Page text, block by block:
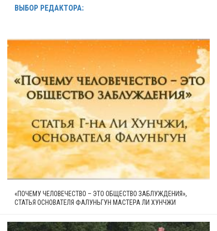
ВЫБОР РЕДАКТОРА:
«ПОЧЕМУ ЧЕЛОВЕЧЕСТВО – ЭТО ОБЩЕСТВО ЗАБЛУЖДЕНИЯ»,
СТАТЬЯ ОСНОВАТЕЛЯ ФАЛУНЬГУН МАСТЕРА ЛИ ХУНЧЖИ